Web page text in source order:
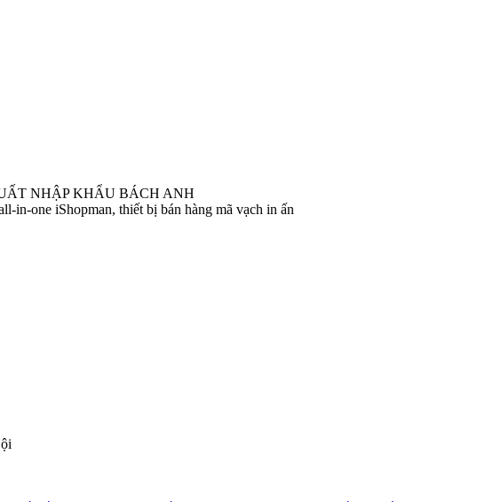
NHẬP KHẨU BÁCH ANH
in-one iShopman, thiết bị bán hàng mã vạch in ấn